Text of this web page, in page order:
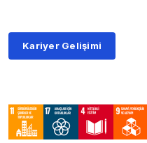
Kariyer Gelişimi